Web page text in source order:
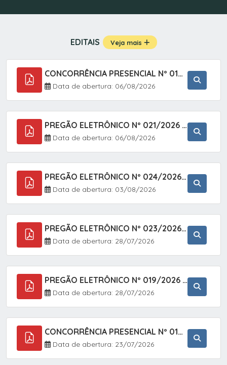
EDITAIS Veja mais
CONCORRÊNCIA PRESENCIAL Nº 019/2025 - PAVIMENTAÇÃO ASFÁLTICA EM TRECHO DA RUA 2 NO BAIRRO VILA SOARES NO MUNICÍPIO DE SETE BARRAS/SP.
Data de abertura: 06/08/2026
PREGÃO ELETRÔNICO Nº 021/2026 - AQUISIÇÃO DE CONTENTORES E CARRINHOS, DESTINADOS A COLETIVA E MANEJO DE RESÍDUOS SÓLIDOS, ATRAVÉS DO SISTEMA DE REGISTRO DE PREÇOS (SRP)
Data de abertura: 06/08/2026
PREGÃO ELETRÔNICO Nº 024/2026 - AQUISIÇÃO DE GÁS MEDICINAL TIPO OXIGÊNIO (1,00 M3, 3,00 M3 E 10,00 M3), EM ATENDIMENTO À SECRETARIA MUNICIPAL DE SAÚDE, ATRAVÉS DO SISTEMA DE REGISTRO DE PREÇOS (SRP)
Data de abertura: 03/08/2026
PREGÃO ELETRÔNICO Nº 023/2026 - AQUISIÇÃO DE ENXOVAL INFANTIL, EM ATENDIMENTO À SECRETARIA MUNICIPAL DE EDUCAÇÃO, ATRAVÉS DO SISTEMA DE REGISTRO DE PREÇOS (SRP).
Data de abertura: 28/07/2026
PREGÃO ELETRÔNICO Nº 019/2026 - CONTRATAÇÃO DE EMPRESA ESPECIALIZADA PARA A PRESTAÇÃO DE SERVIÇOS VETERINÁRIOS CLÍNICOS E CIRÚRGICOS, COM FOCO EM AÇÕES DE SAÚDE PÚBLICA, BEM-ESTAR ANIMAL E CONTROLE POPULACIONAL ÉTICO DE CÃES E GATOS, EM ATENDIMENTO À
Data de abertura: 28/07/2026
CONCORRÊNCIA PRESENCIAL Nº 018/2026 - PAVIMENTAÇÃO ASFÁLTICA NO BAIRRO VOTUPOCA ? ESTRADA DA RAPOSA, NO MUNICÍPIO DE SETE BARRAS/SP
Data de abertura: 23/07/2026